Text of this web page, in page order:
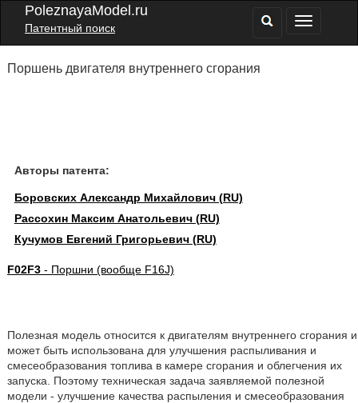
PoleznayaModel.ru
Патентный поиск
Поршень двигателя внутреннего сгорания
Авторы патента:
Боровских Александр Михайлович (RU)
Рассохин Максим Анатольевич (RU)
Кучумов Евгений Григорьевич (RU)
F02F3- Поршни (вообще F16J)
Полезная модель относится к двигателям внутреннего сгорания и
может быть использована для улучшения распыливания и
смесеобразования топлива в камере сгорания и облегчения их
запуска. Поэтому техническая задача заявляемой полезной
модели - улучшение качества распыления и смесеобразования